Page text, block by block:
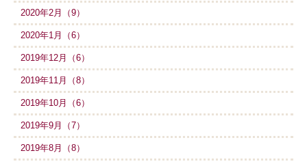
2020年2月（9）
2020年1月（6）
2019年12月（6）
2019年11月（8）
2019年10月（6）
2019年9月（7）
2019年8月（8）